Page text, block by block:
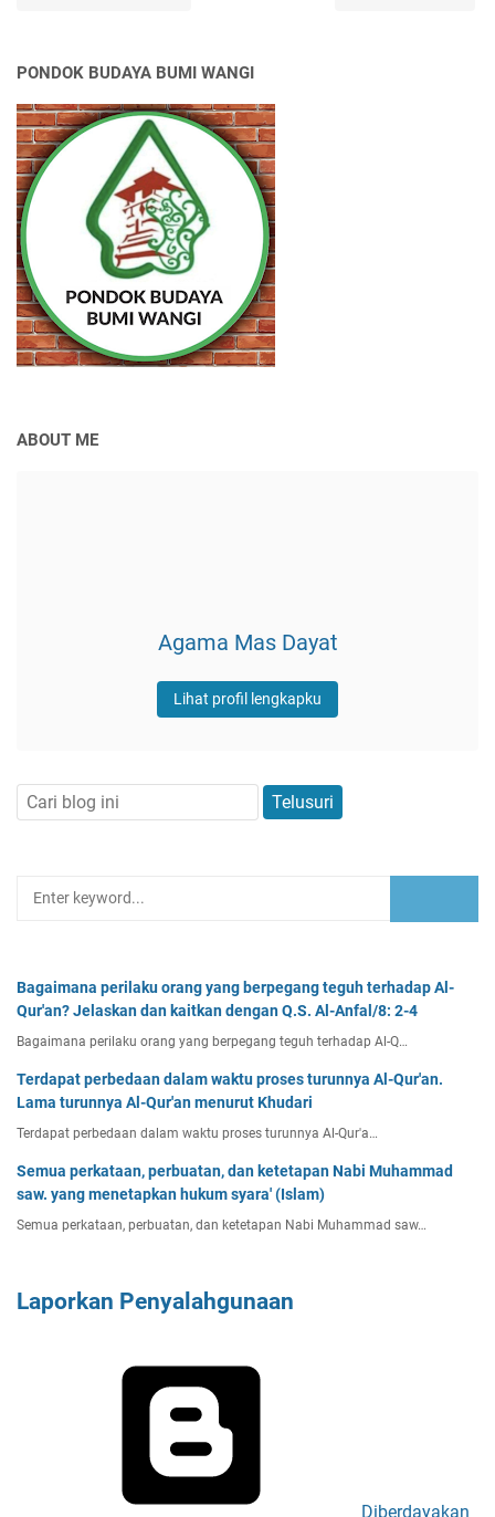
PONDOK BUDAYA BUMI WANGI
ABOUT ME
Agama Mas Dayat
Lihat profil lengkapku
Bagaimana perilaku orang yang berpegang teguh terhadap Al-
Qur'an? Jelaskan dan kaitkan dengan Q.S. Al-Anfal/8: 2-4
Bagaimana perilaku orang yang berpegang teguh terhadap Al-Q…
Terdapat perbedaan dalam waktu proses turunnya Al-Qur'an.
Lama turunnya Al-Qur'an menurut Khudari
Terdapat perbedaan dalam waktu proses turunnya Al-Qur'a…
Semua perkataan, perbuatan, dan ketetapan Nabi Muhammad
saw. yang menetapkan hukum syara' (Islam)
Semua perkataan, perbuatan, dan ketetapan Nabi Muhammad saw…
Laporkan Penyalahgunaan
Diberdayakan